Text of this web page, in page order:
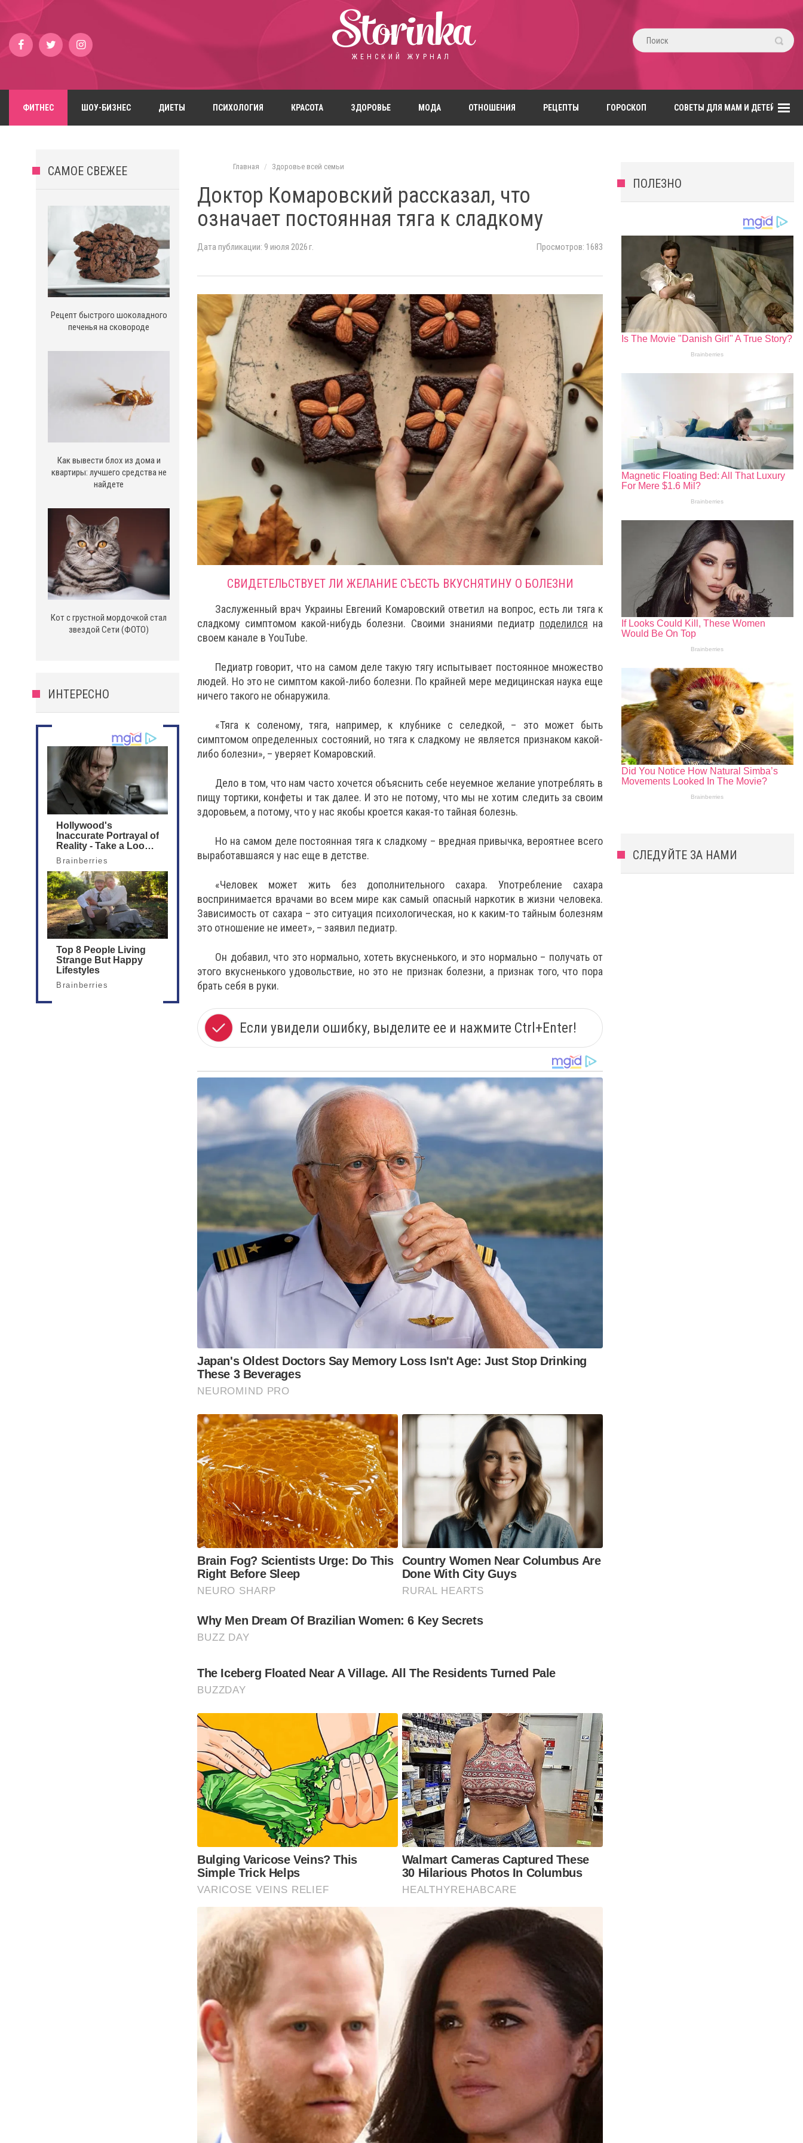
Storinka
ЖЕНСКИЙ ЖУРНАЛ
ФИТНЕС ШОУ-БИЗНЕС ДИЕТЫ ПСИХОЛОГИЯ КРАСОТА ЗДОРОВЬЕ МОДА ОТНОШЕНИЯ РЕЦЕПТЫ ГОРОСКОП СОВЕТЫ ДЛЯ МАМ И ДЕТЕЙ
САМОЕ СВЕЖЕЕ
Рецепт быстрого шоколадного
печенья на сковороде
Как вывести блох из дома и
квартиры: лучшего средства не
найдете
Кот с грустной мордочкой стал
звездой Сети (ФОТО)
ИНТЕРЕСНО
Главная Здоровье всей семьи
Доктор Комаровский рассказал, что
означает постоянная тяга к сладкому
Дата публикации: 9 июля 2026 г. Просмотров: 1683
СВИДЕТЕЛЬСТВУЕТ ЛИ ЖЕЛАНИЕ СЪЕСТЬ ВКУСНЯТИНУ О БОЛЕЗНИ
Заслуженный врач Украины Евгений Комаровский ответил на вопрос, есть ли тяга к
сладкому симптомом какой-нибудь болезни. Своими знаниями педиатр поделился на
своем канале в YouTube.
Педиатр говорит, что на самом деле такую тягу испытывает постоянное множество
людей. Но это не симптом какой-либо болезни. По крайней мере медицинская наука еще
ничего такого не обнаружила.
«Тяга к соленому, тяга, например, к клубнике с селедкой, – это может быть
симптомом определенных состояний, но тяга к сладкому не является признаком какой-
либо болезни», – уверяет Комаровский.
Дело в том, что нам часто хочется объяснить себе неуемное желание употреблять в
пищу тортики, конфеты и так далее. И это не потому, что мы не хотим следить за своим
здоровьем, а потому, что у нас якобы кроется какая-то тайная болезнь.
Но на самом деле постоянная тяга к сладкому – вредная привычка, вероятнее всего
выработавшаяся у нас еще в детстве.
«Человек может жить без дополнительного сахара. Употребление сахара
воспринимается врачами во всем мире как самый опасный наркотик в жизни человека.
Зависимость от сахара – это ситуация психологическая, но к каким-то тайным болезням
это отношение не имеет», – заявил педиатр.
Он добавил, что это нормально, хотеть вкусненького, и это нормально – получать от
этого вкусненького удовольствие, но это не признак болезни, а признак того, что пора
брать себя в руки.
Если увидели ошибку, выделите ее и нажмите Ctrl+Enter!
Japan's Oldest Doctors Say Memory Loss Isn't Age: Just Stop Drinking
These 3 Beverages
NEUROMIND PRO
Brain Fog? Scientists Urge: Do This
Right Before Sleep
NEURO SHARP
Country Women Near Columbus Are
Done With City Guys
RURAL HEARTS
Why Men Dream Of Brazilian Women: 6 Key Secrets
BUZZ DAY
The Iceberg Floated Near A Village. All The Residents Turned Pale
BUZZDAY
Bulging Varicose Veins? This
Simple Trick Helps
VARICOSE VEINS RELIEF
Walmart Cameras Captured These
30 Hilarious Photos In Columbus
HEALTHYREHABCARE
ПОЛЕЗНО
СЛЕДУЙТЕ ЗА НАМИ